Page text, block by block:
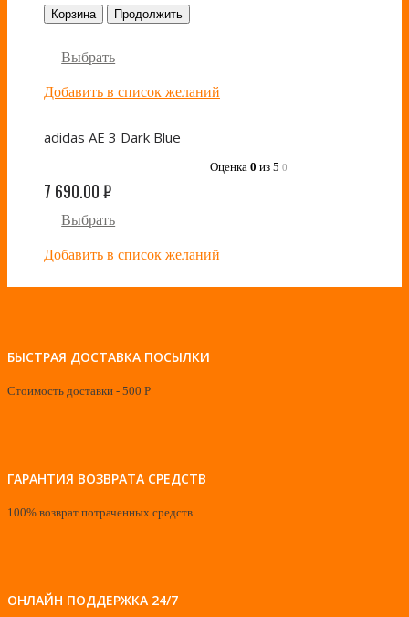
Корзина Продолжить
Выбрать
Добавить в список желаний
adidas AE 3 Dark Blue
Оценка 0 из 5 0
7 690.00₽
Выбрать
Добавить в список желаний
БЫСТРАЯ ДОСТАВКА ПОСЫЛКИ
Стоимость доставки - 500 Р
ГАРАНТИЯ ВОЗВРАТА СРЕДСТВ
100% возврат потраченных средств
ОНЛАЙН ПОДДЕРЖКА 24/7